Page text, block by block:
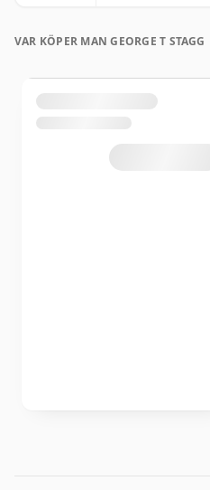
VAR KÖPER MAN GEORGE T STAGG